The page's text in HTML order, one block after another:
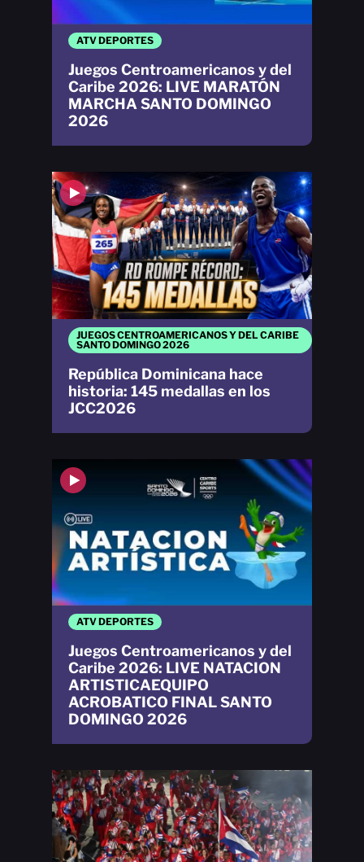
ATV DEPORTES
Juegos Centroamericanos y del
Caribe 2026: LIVE NATACION
ARTISTICAEQUIPO
ACROBATICO FINAL SANTO
DOMINGO 2026
JUEGOS CENTROAMERICANOS Y DEL CARIBE
SANTO DOMINGO 2026
República Dominicana hace
historia: 145 medallas en los
JCC2026
ATV DEPORTES
Juegos Centroamericanos y del
Caribe 2026: LIVE MARATÓN
MARCHA SANTO DOMINGO
2026